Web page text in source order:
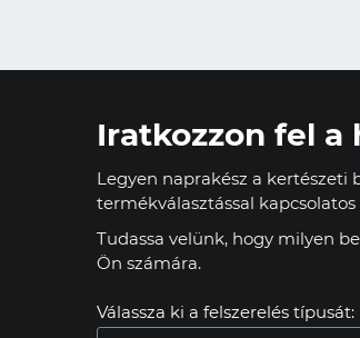
Iratkozzon fel a
Legyen naprakész a kertészeti
termékválasztással
Tudassa velünk, hogy milyen
Ön számára.
Válassza ki a felszerelés típusát: